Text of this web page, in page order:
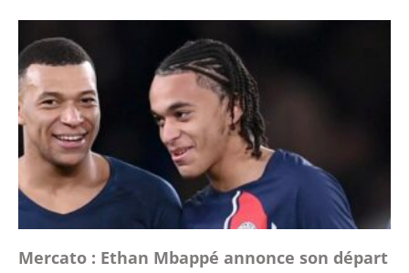
Mercato : Ethan Mbappé annonce son départ